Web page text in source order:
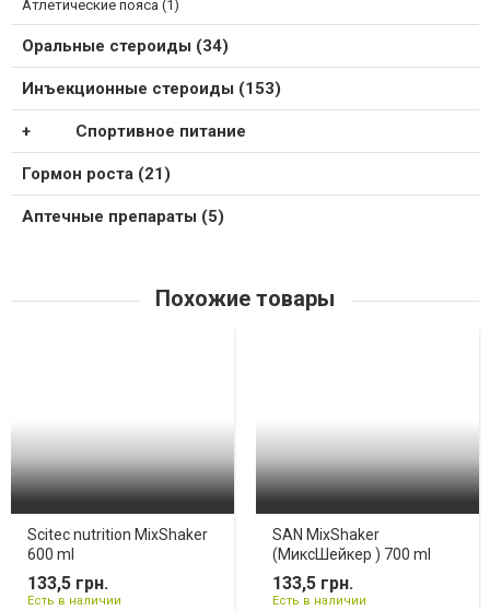
Атлетические пояса (1)
Оральные стероиды (34)
Инъекционные стероиды (153)
Спортивное питание
Гормон роста (21)
Аптечные препараты (5)
Похожие товары
Scitec nutrition MixShaker
600 ml
133,5 грн.
Есть в наличии
SAN MixShaker
(МиксШейкер ) 700 ml
133,5 грн.
Есть в наличии